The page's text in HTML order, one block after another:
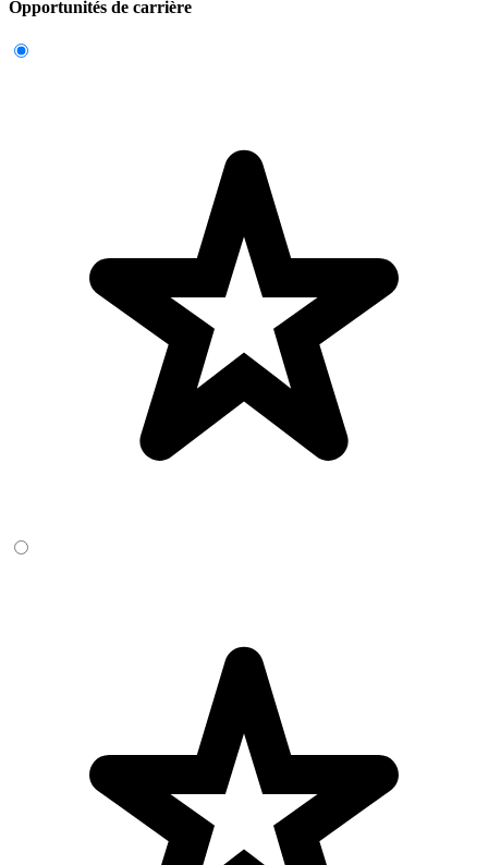
Opportunités de carrière